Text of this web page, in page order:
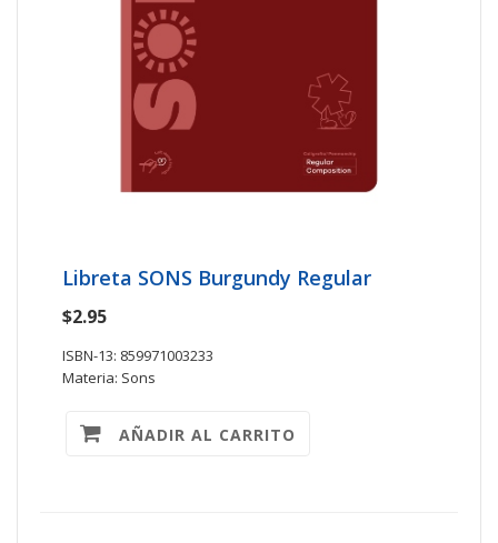
Libreta SONS Burgundy Regular
$2.95
ISBN-13: 859971003233
Materia: Sons
AÑADIR AL CARRITO